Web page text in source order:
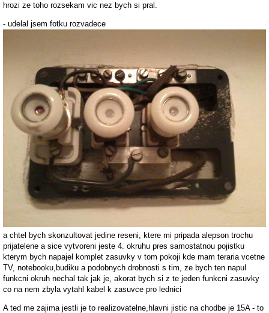
hrozi ze toho rozsekam vic nez bych si pral.
- udelal jsem fotku rozvadece
a chtel bych skonzultovat jedine reseni, ktere mi pripada alepson trochu
prijatelene a sice vytvoreni jeste 4. okruhu pres samostatnou pojistku
kterym bych napajel komplet zasuvky v tom pokoji kde mam teraria vcetne
TV, notebooku,budiku a podobnych drobnosti s tim, ze bych ten napul
funkcni okruh nechal tak jak je, akorat bych si z te jeden funkcni zasuvky
co na nem zbyla vytahl kabel k zasuvce pro lednici
A ted me zajima jestli je to realizovatelne,hlavni jistic na chodbe je 15A - to